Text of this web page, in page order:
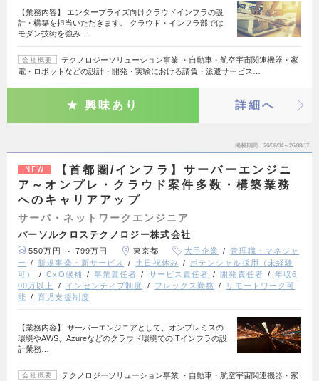
【業務内容】 エンタープライズ向けクラウドインフラの設
計・構築を担当いただきます。 クラウド・インフラ部では
モダン技術を強み…
会社概要
テクノロジーソリューション事業 ・自動車・航空宇宙関連機器・家
電・ロボットなどの設計・開発・実験における請負・派遣サービス…
興味あり 詳細へ
掲載期間 26/08/04～26/08/17
NEW
【首都圏/インフラ】サーバーエンジニ
ア～オンプレ・クラウド案件多数・構築業務
へのキャリアアップ
サーバ・ネットワークエンジニア
パーソルクロステクノロジー株式会社
550万円 ～ 799万円 東京都 大手企業
管理職・マネジャ
ー
新規事業・新サービス 土日祝休み
ポテンシャル採用（未経験
可）
CxO候補 事業責任者 サービス責任者 開発責任者
年収6
00万以上
インセンティブ制度 フレックス勤務
リモートワーク可
能
育児支援制度
【業務内容】 サーバーエンジニアとして、オンプレミスの
環境やAWS、Azureなどのクラウド環境でのITインフラの設
計業務…
会社概要
テクノロジーソリューション事業 ・自動車・航空宇宙関連機器・家